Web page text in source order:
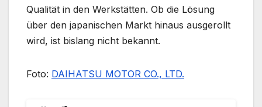
Qualität in den Werkstätten. Ob die Lösung
über den japanischen Markt hinaus ausgerollt
wird, ist bislang nicht bekannt.
Foto: DAIHATSU MOTOR CO., LTD.